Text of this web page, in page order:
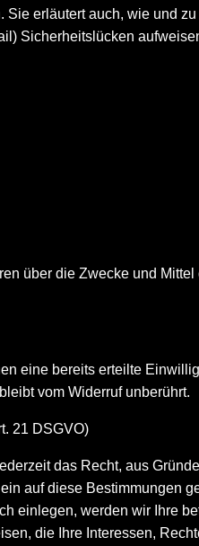
erläutert auch, wie und
Sicherheitslücken
über die Zwecke und
eine bereits erteilte
vom Widerruf unberührt.
21 DSGVO)
das Recht, aus
auf diese Bestimmungen
einlegen, werden wir Ihre
die Ihre Interessen,